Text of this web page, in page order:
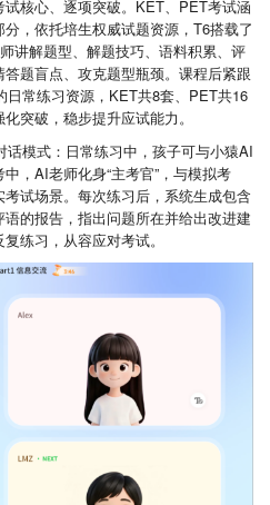
核心、逐项突破。KET、PET考试涵
，依托培生权威试题资源，T6搭载了
讲解题型、解题技巧、语料积累、评
题盲点、攻克题型瓶颈。课程后紧跟
常练习资源，KET共8套、PET共16
突破，稳步提升应试能力。
模式：日常练习中，孩子可与小猿AI
，AI老师化身“主考官”，与模拟考
试场景。每次练习后，系统生成包含
的报告，指出问题所在并给出改进建
练习，从容应对考试。